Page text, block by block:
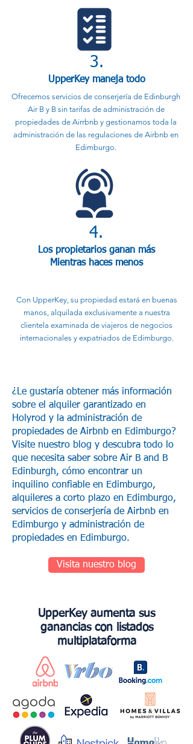
3.
UpperKey maneja todo
Ofrecemos servicios de conserjería de Edinburgh
Air B y B sin tarifas de administración de
propiedades de Airrbnb y gestionamos toda la
administración de las regulaciones de Airbnb en
Edimburgo.
4.
Los propietarios ganan más
Mientras haces menos
Con UpperKey, su propiedad estará en buenas
manos, alquilada exclusivamente a nuestra
clientela examinada de viajeros de negocios
internacionales y expatriados de Edimburgo.
¿Le gustaría obtener más información
sobre el alquiler garantizado en
Holyrod y la administración de
propiedades de Airbnb en Edimburgo?
Visite nuestro blog y descubra todo lo
que necesita saber sobre Air B and B
Edinburgh, cómo encontrar un
inquilino confiable en Edimburgo,
alquileres a corto plazo en Edimburgo,
servicios de conserjería de Airbnb en
Edimburgo y administración de
propiedades en Edimburgo.
Visita nuestro blog
UpperKey aumenta sus
ganancias con listados
multiplataforma